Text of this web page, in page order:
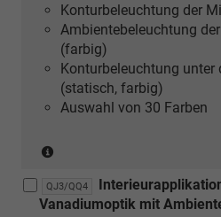
Carbon
Mikro-
Köper
Struktur
und
[QE1]
und
[4D3]
Konturbeleuchtung der
Ambientebeleuchtung
(farbig)
Konturbeleuchtung unter
(statisch, farbig)
Auswahl von 30 Farben
Verbindung
mit
QJ3/QQ4
Vanadiumoptik mit